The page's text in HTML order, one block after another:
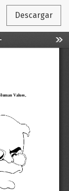
Descargar